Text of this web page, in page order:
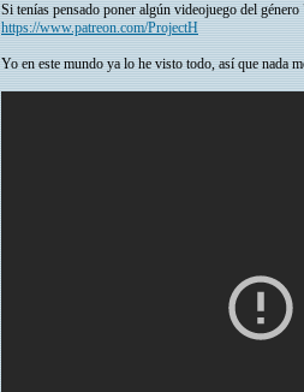
Si tenías pensado poner algún videojuego del
https://www.patreon.com/ProjectH
Yo en este mundo ya lo he visto todo, así que nada